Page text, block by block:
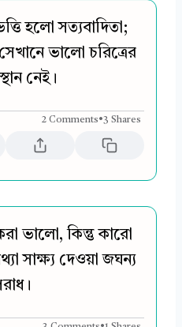
হলো সত্যবাদিতা;
ভালো চরিত্রের
নেই।
2 Comments•3 Shares
ভালো, কিন্তু কারো
সাক্ষ্য দেওয়া জঘন্য